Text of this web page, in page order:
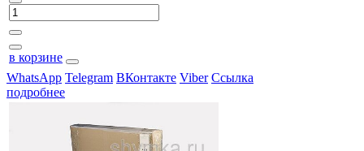
в корзине
WhatsApp Telegram ВКонтакте Viber Ссылка
подробнее